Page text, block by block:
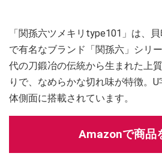
「関孫六ツメキリtype101」は、
で有名なブランド「関孫六」シリ
代の刀鍛冶の伝統から生まれた上
りで、なめらかな切れ味が特徴。
体側面に搭載されています。
Amazonで商品